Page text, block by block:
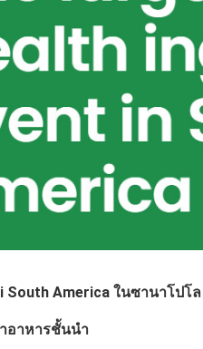
South America ในซานาโปโ
อาหารชั้นนํา